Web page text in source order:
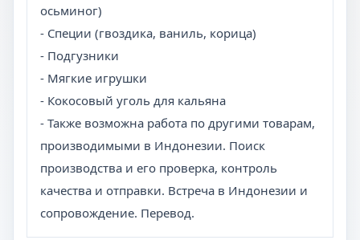
осьминог)
- Специи (гвоздика, ваниль, корица)
- Подгузники
- Мягкие игрушки
- Кокосовый уголь для кальяна
- Также возможна работа по другими товарам,
производимыми в Индонезии. Поиск
производства и его проверка, контроль
качества и отправки. Встреча в Индонезии и
сопровождение. Перевод.